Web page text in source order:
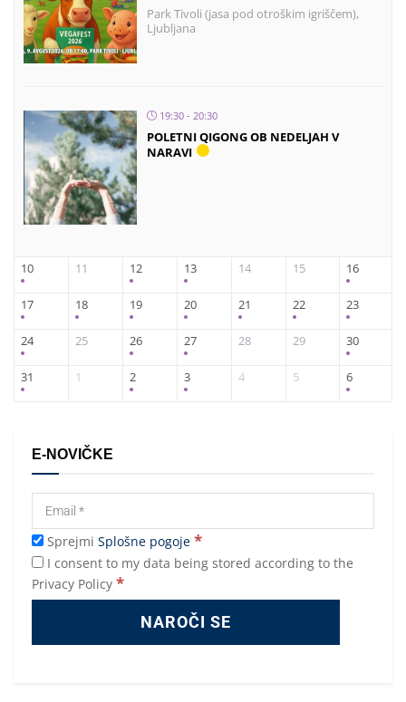
Park Tivoli (jasa pod otroškim igriščem),
Ljubljana
19:30 - 20:30
POLETNI QIGONG OB NEDELJAH V
NARAVI
10 11 12 13 14 15 16
17 18 19 20 21 22 23
24 25 26 27 28 29 30
31 1 2 3 4 5 6
E-NOVIČKE
Sprejmi Splošne pogoje *
I consent to my data being stored according to the
Privacy Policy *